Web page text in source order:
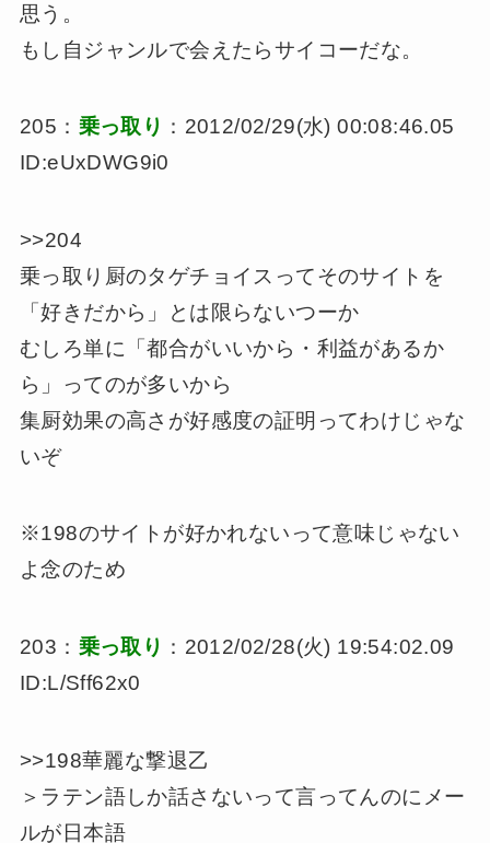
思う。
もし自ジャンルで会えたらサイコーだな。
205： 乗っ取り ：2012/02/29(水) 00:08:46.05
ID:eUxDWG9i0
>>204
乗っ取り厨のタゲチョイスってそのサイトを
「好きだから」とは限らないつーか
むしろ単に「都合がいいから・利益があるか
ら」ってのが多いから
集厨効果の高さが好感度の証明ってわけじゃな
いぞ
※198のサイトが好かれないって意味じゃない
よ念のため
203： 乗っ取り ：2012/02/28(火) 19:54:02.09
ID:L/Sff62x0
>>198華麗な撃退乙
＞ラテン語しか話さないって言ってんのにメー
ルが日本語